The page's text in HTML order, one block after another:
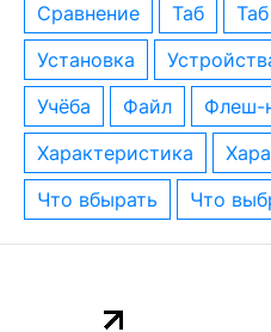
сравнение
таб
установка
учёба
файл
характеристика
что вбырать
что